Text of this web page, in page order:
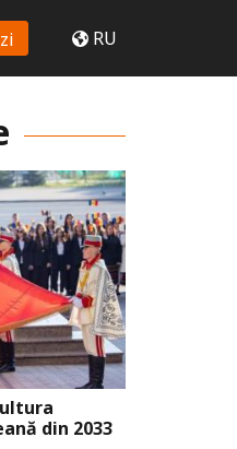
RU
din 2033